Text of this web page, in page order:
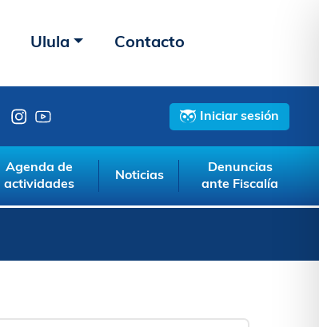
Ulula Contacto
Iniciar sesión
Agenda de
actividades
Noticias
Denuncias
ante Fiscalía